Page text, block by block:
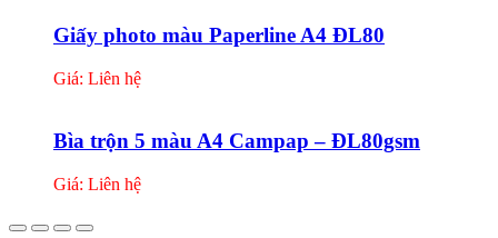
Giấy photo màu Paperline A4 ĐL80
Giá: Liên hệ
Bìa trộn 5 màu A4 Campap – ĐL80gsm
Giá: Liên hệ